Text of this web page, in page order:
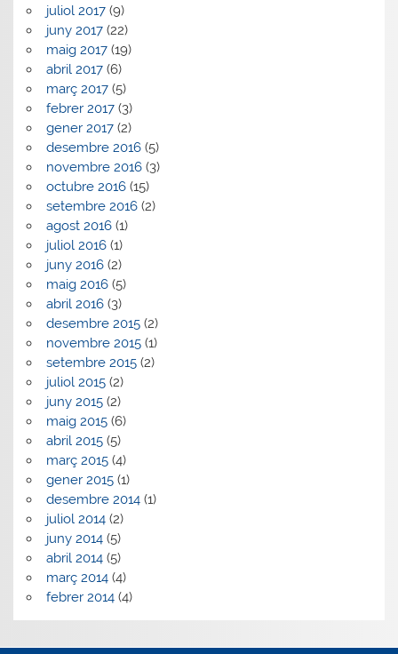
juliol 2017(9)
juny 2017(22)
maig 2017(19)
abril 2017(6)
març 2017(5)
febrer 2017(3)
gener 2017(2)
desembre 2016(5)
novembre 2016(3)
octubre 2016(15)
setembre 2016(2)
agost 2016(1)
juliol 2016(1)
juny 2016(2)
maig 2016(5)
abril 2016(3)
desembre 2015(2)
novembre 2015(1)
setembre 2015(2)
juliol 2015(2)
juny 2015(2)
maig 2015(6)
abril 2015(5)
març 2015(4)
gener 2015(1)
desembre 2014(1)
juliol 2014(2)
juny 2014(5)
abril 2014(5)
març 2014(4)
febrer 2014(4)